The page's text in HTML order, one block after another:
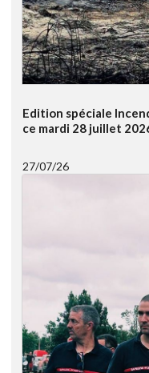
Edition spéciale
ce mardi 28 juillet
27/07/26